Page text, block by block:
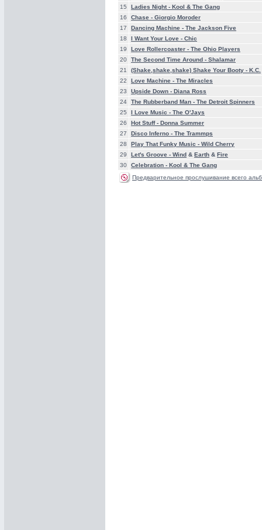
15
Ladies Night - Kool & The Gang
16
Chase - Giorgio Moroder
17
Dancing Machine - The Jackson Five
18
I Want Your Love - Chic
19
Love Rollercoaster - The Ohio Players
20
The Second Time Around - Shalamar
21
(Shake,shake,shake) Shake Your Booty - K.C.
22
Love Machine - The Miracles
23
Upside Down - Diana Ross
24
The Rubberband Man - The Detroit Spinners
25
I Love Music - The O'Jays
26
Hot Stuff - Donna Summer
27
Disco Inferno - The Trammps
28
Play That Funky Music - Wild Cherry
29
Let's Groove - Wind & Earth & Fire
30
Celebration - Kool & The Gang
Предварительное прослушивание всего